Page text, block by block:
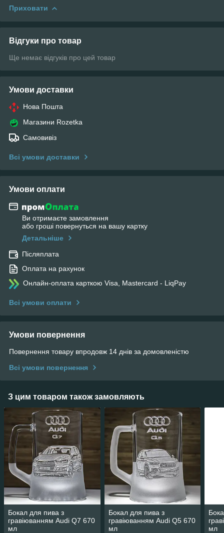
Приховати
Відгуки про товар
Ще немає відгуків про цей товар
Умови доставки
Нова Пошта
Магазини Rozetka
Самовивіз
Всі умови доставки
Умови оплати
Ви отримаєте замовлення
або гроші повернуться на вашу картку
Детальніше
Післяплата
Оплата на рахунок
Онлайн-оплата карткою Visa, Mastercard - LiqPay
Всі умови оплати
Умови повернення
Повернення товару впродовж 14 днів за домовленістю
Всі умови повернення
З цим товаром також замовляють
Бокал для пива з
гравіюванням Audi Q7 670
мл
Бокал для пива з
гравіюванням Audi Q5 670
мл
мл